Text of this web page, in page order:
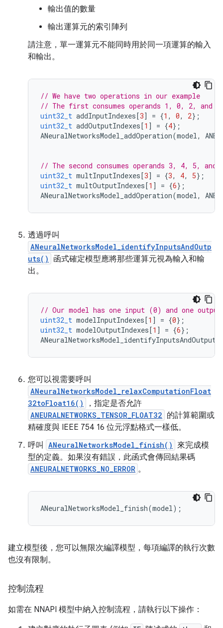
輸出值的數量
輸出運算元的索引陣列
請注意，單一運算元不能同時用於同一項運算的輸入
和輸出。
// We have two operations in our example
// The first consumes operands 1, 0, 2, and
uint32_t addInputIndexes[3] = {1 , 0, 2};
uint32_t addOutputIndexes[1 ] = {4};
ANeuralNetworksModel_addOperation(model,
// The second consumes operands 3, 4, 5, and
uint32_t multInputIndexes[3] = {3, 4, 5};
uint32_t multOutputIndexes[1 ] = {6};
ANeuralNetworksModel_addOperation(model,
透過呼叫
ANeuralNetworksModel_identifyInputsAndOutp
uts()
函式確定模型應將那些運算元視為輸入和輸
出。
// Our model has one input (0) and one
uint32_t modelInputIndexes[1 ] = {0};
uint32_t modelOutputIndexes[1 ] = {6};
ANeuralNetworksModel_identifyInputsAndOutputs
您可以視需要呼叫
ANeuralNetworksModel_relaxComputationFloat
32toFloat16()
，指定是否允許
ANEURALNETWORKS_TENSOR_FLOAT32 的計算範圍或
精確度與 IEEE 754 16 位元浮點格式一樣低。
呼叫
ANeuralNetworksModel_finish()
來完成模
型的定義。如果沒有錯誤，此函式會傳回結果碼
ANEURALNETWORKS_NO_ERROR 。
ANeuralNetworksModel_finish(model);
建立模型後，您可以無限次編譯模型，每項編譯的執行次數
也沒有限制。
控制流程
如需在 NNAPI 模型中納入控制流程，請執行以下操作：